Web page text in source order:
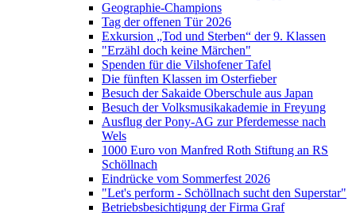
Geographie-Champions
Tag der offenen Tür 2026
Exkursion „Tod und Sterben“ der 9. Klassen
"Erzähl doch keine Märchen"
Spenden für die Vilshofener Tafel
Die fünften Klassen im Osterfieber
Besuch der Sakaide Oberschule aus Japan
Besuch der Volksmusikakademie in Freyung
Ausflug der Pony-AG zur Pferdemesse nach
Wels
1000 Euro von Manfred Roth Stiftung an RS
Schöllnach
Eindrücke vom Sommerfest 2026
"Let's perform - Schöllnach sucht den Superstar"
Betriebsbesichtigung der Firma Graf